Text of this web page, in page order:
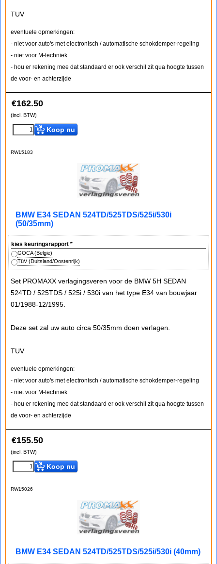
TUV
eventuele opmerkingen:
- niet voor auto's met electronisch / automatische schokdemper-regeling
- niet voor M-techniek
- hou er rekening mee dat standaard er ook verschil zit qua hoogte tussen
de voor- en achterzijde
€162.50
(incl. BTW)
Koop nu
RW15183
BMW E34 SEDAN 524TD/525TDS/525i/530i
(50/35mm)
kies keuringsrapport *
GOCA (Belgie)
TüV (Duitsland/Oostenrijk)
Set PROMAXX verlagingsveren voor de BMW 5H SEDAN
524TD / 525TDS / 525i / 530i van het type E34 van bouwjaar
01/1988-12/1995.
Deze set zal uw auto circa 50/35mm doen verlagen.
TUV
eventuele opmerkingen:
- niet voor auto's met electronisch / automatische schokdemper-regeling
- niet voor M-techniek
- hou er rekening mee dat standaard er ook verschil zit qua hoogte tussen
de voor- en achterzijde
€155.50
(incl. BTW)
Koop nu
RW15026
BMW E34 SEDAN 524TD/525TDS/525i/530i (40mm)